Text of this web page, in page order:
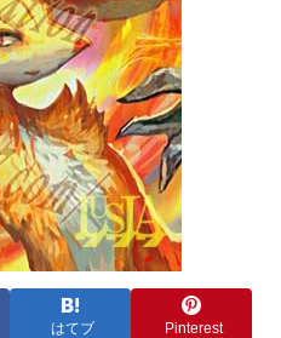
はてブ Pinterest